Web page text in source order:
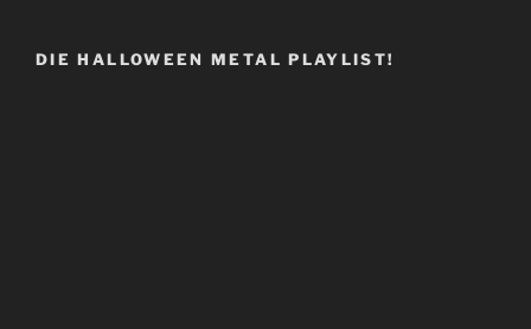
DIE HALLOWEEN METAL PLAYLIST!